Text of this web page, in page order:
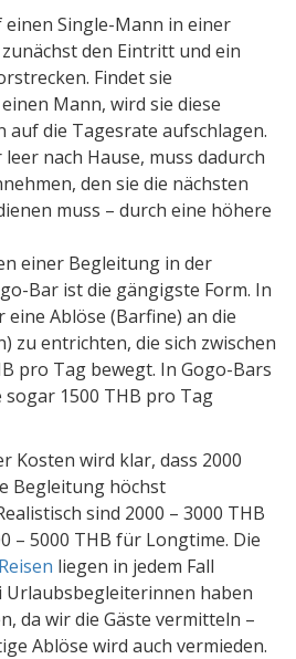
einen Single-Mann in einer
den Eintritt und ein
Findet sie
Mann, wird sie diese
auf die Tagesrate aufschlagen.
nach Hause, muss dadurch
den sie die nächsten
muss – durch eine höhere
einer Begleitung in der
Bar ist die gängigste Form. In
eine Ablöse (Barfine) an die
zu entrichten, die sich zwischen
pro Tag bewegt. In Gogo-Bars
sogar 1500 THB pro Tag
Kosten wird klar, dass 2000
Begleitung höchst
sind 2000 – 3000 THB
– 5000 THB für Longtime. Die
liegen in jedem Fall
haben
da wir die Gäste vermitteln –
Ablöse wird auch vermieden.